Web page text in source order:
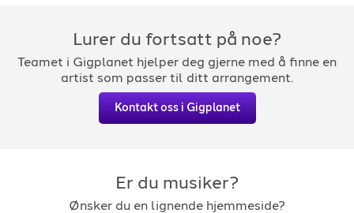
Lurer du fortsatt på noe?
Teamet i Gigplanet hjelper deg gjerne med å finne en
artist som passer til ditt arrangement.
Kontakt oss i Gigplanet
Er du musiker?
Ønsker du en lignende hjemmeside?